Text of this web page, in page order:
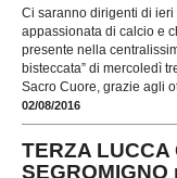
Ci saranno dirigenti di
appassionata di calcio e
presente nella
bisteccata” di mercoledì
Sacro Cuore, grazie agli
02/08/2016
TERZA